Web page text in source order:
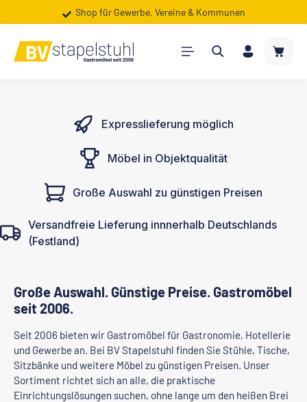
Zum Hauptinhalt springenShop für Gewerbe, Vereine & Kommunen
Expresslieferung möglich
Möbel in Objektqualität
Große Auswahl zu günstigen Preisen
Versandfreie Lieferung innnerhalb Deutschlands
(Festland)
Große Auswahl. Günstige Preise. Gastromöbel
seit 2006.
Seit 2006 bieten wir Gastromöbel für Gastronomie, Hotellerie
und Gewerbe an. Bei BV Stapelstuhl finden Sie Stühle, Tische,
Sitzbänke und weitere Möbel zu günstigen Preisen. Unser
Sortiment richtet sich an alle, die praktische
Einrichtungslösungen suchen, ohne lange um den heißen Brei